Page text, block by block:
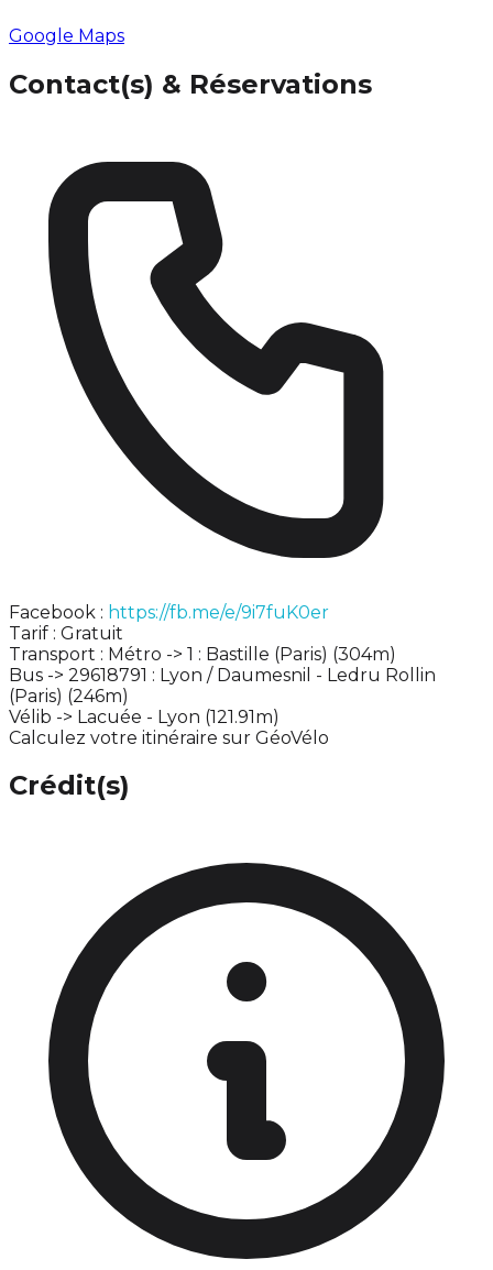
Google Maps
Contact(s) & Réservations
Facebook : https://fb.me/e/9i7fuK0er
Tarif : Gratuit
Transport : Métro -> 1 : Bastille (Paris) (304m)
Bus -> 29618791 : Lyon / Daumesnil - Ledru Rollin
(Paris) (246m)
Vélib -> Lacuée - Lyon (121.91m)
Calculez votre itinéraire sur GéoVélo
Crédit(s)